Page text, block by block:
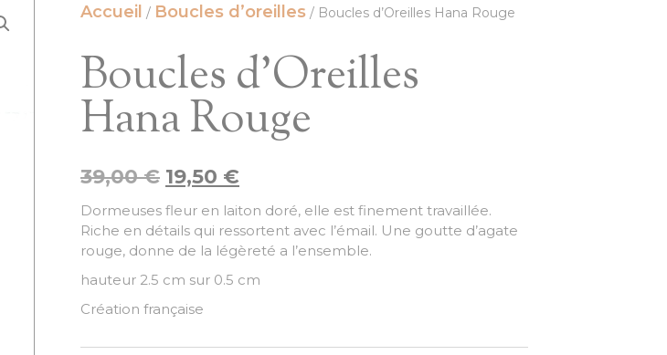
Accueil / Boucles d’oreilles / Boucles d’Oreilles Hana Rouge
Boucles d’Oreilles
Hana Rouge
39,00€ 19,50 €
Dormeuses fleur en laiton doré, elle est finement travaillée.
Riche en détails qui ressortent avec l’émail. Une goutte d’agate
rouge, donne de la légèreté a l’ensemble.
hauteur 2.5 cm sur 0.5 cm
Création française